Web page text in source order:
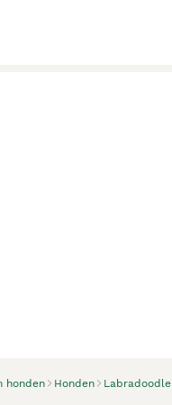
honden Honden Labradoodle